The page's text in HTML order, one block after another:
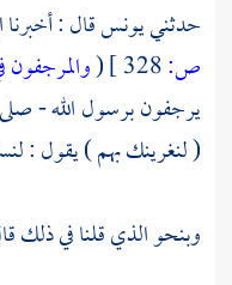
حدثنييونسقال : أخبرنا
ص:
(والمرجفون
يرجفون برسول الله - صلى
( لنغرينك بهم ) يقول :
وبنحو الذي قلنا في ذلك